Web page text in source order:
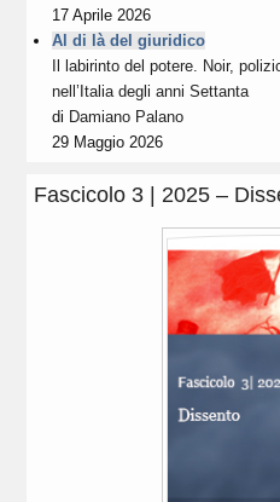
17 Aprile 2026
Al di là del giuridico
Il labirinto del potere. Noir,
nell’Italia degli anni Settanta
di Damiano Palano
29 Maggio 2026
Fascicolo 3 | 2025 –